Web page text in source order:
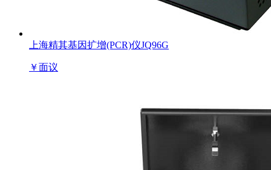
上海精其基因扩增(PCR)仪JQ96G
￥面议